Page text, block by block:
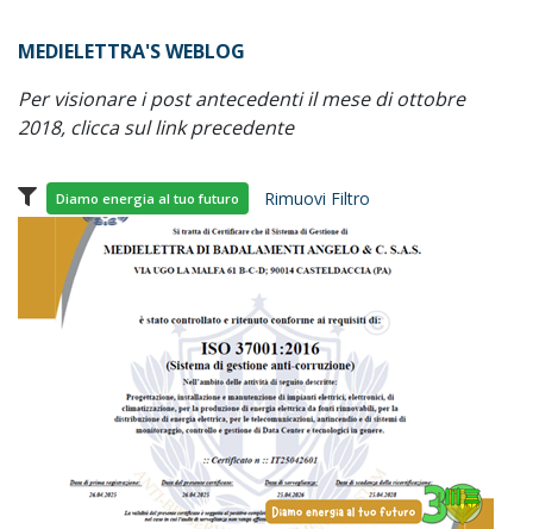
MEDIELETTRA'S WEBLOG
Per visionare i post antecedenti il mese di ottobre
2018, clicca sul link precedente
Diamo energia al tuo futuro Rimuovi Filtro